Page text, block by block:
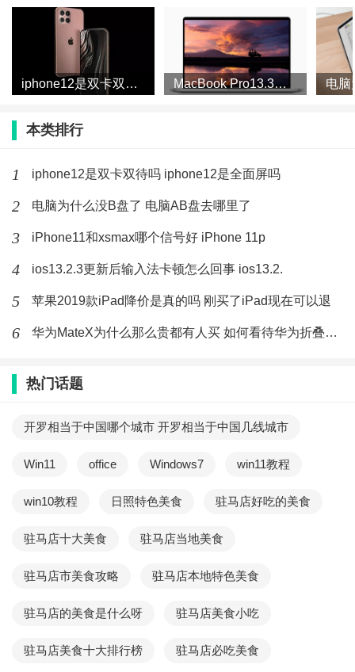
AppleCare+服务计划有用吗
目前 iPhone 系列的 AppleCare Plus 全线提价了并且提
价幅度还不小。但依然建议条件允许的情况下还是买一
个吧。手机只要不丢，绝对是超值的。iPad 系列 包括
iPad Pro，因为是在唯品会买的所以没有直接绑定
AppleCare plus，用了一个多月感觉就是不放心心里空
空落落的，后来赶在第59天注册了 AppleCare Plus，顿
时舒坦了，从此不管我弟借我的 iPad 玩什么游戏，我都
标签： AirPods Pro
最新文章
vivox30玩游戏卡吗 vivox30可以用4g卡
官方消息
vivox30pro
iphone12是双卡双待吗 iphone12是全面屏吗 MacBook Pro13.3会有14寸屏吗 MacBook
本类排行
1 iphone12是双卡双待吗 iphone12是全面屏吗
2 电脑为什么没B盘了 电脑AB盘去哪里了
3 iPhone11和xsmax哪个信号好 iPhone 11p
4 ios13.2.3更新后输入法卡顿怎么回事 ios13.2.
5 苹果2019款iPad降价是真的吗 刚买了iPad现在可以退
6 华为MateX为什么那么贵都有人买 如何看待华为折叠屏手机被
热门话题
开罗相当于中国哪个城市 开罗相当于中国几线城市
Win11 office Windows7 win11教程
win10教程 日照特色美食 驻马店好吃的美食
驻马店十大美食 驻马店当地美食
驻马店市美食攻略 驻马店本地特色美食
驻马店的美食是什么呀 驻马店美食小吃
驻马店美食十大排行榜 驻马店必吃美食